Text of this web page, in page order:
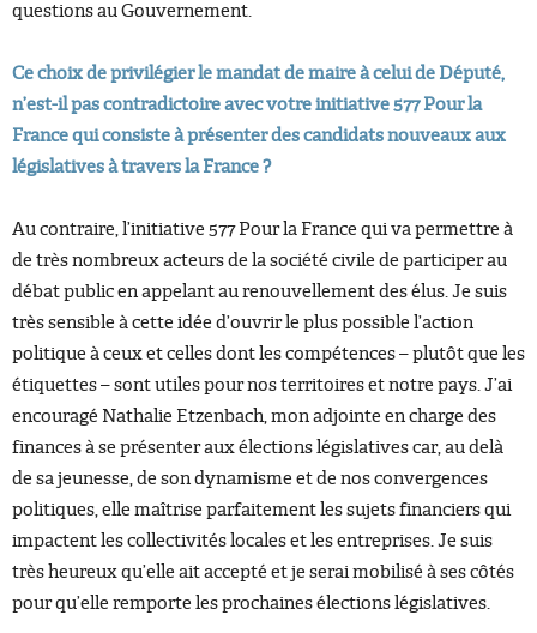
questions au Gouvernement.
Ce choix de privilégier le mandat de maire à celui de Député,
n’est-il pas contradictoire avec votre initiative 577 Pour la
France qui consiste à présenter des candidats nouveaux aux
législatives à travers la France ?
Au contraire, l’initiative 577 Pour la France qui va permettre à
de très nombreux acteurs de la société civile de participer au
débat public en appelant au renouvellement des élus. Je suis
très sensible à cette idée d’ouvrir le plus possible l’action
politique à ceux et celles dont les compétences – plutôt que les
étiquettes – sont utiles pour nos territoires et notre pays. J’ai
encouragé Nathalie Etzenbach, mon adjointe en charge des
finances à se présenter aux élections législatives car, au delà
de sa jeunesse, de son dynamisme et de nos convergences
politiques, elle maîtrise parfaitement les sujets financiers qui
impactent les collectivités locales et les entreprises. Je suis
très heureux qu’elle ait accepté et je serai mobilisé à ses côtés
pour qu’elle remporte les prochaines élections législatives.